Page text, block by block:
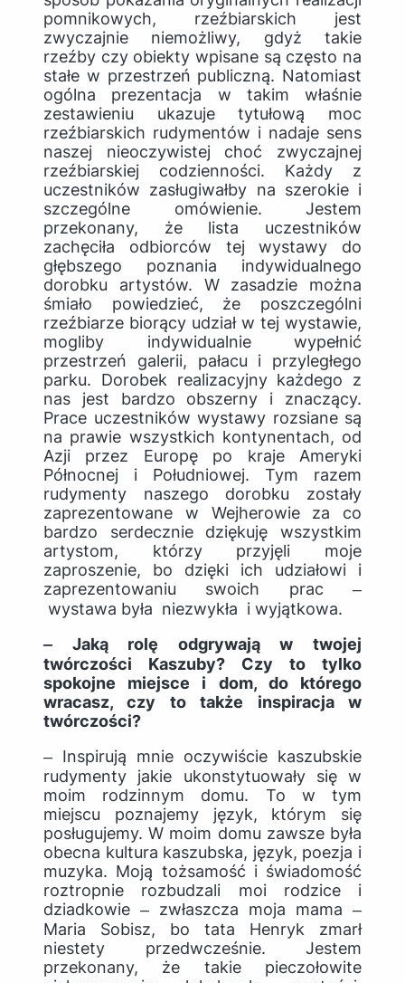
pomnikowych, rzeźbiarskich jest
zwyczajnie niemożliwy, gdyż takie
rzeźby czy obiekty wpisane są często na
stałe w przestrzeń publiczną. Natomiast
ogólna prezentacja w takim właśnie
zestawieniu ukazuje tytułową moc
rzeźbiarskich rudymentów i nadaje sens
naszej nieoczywistej choć zwyczajnej
rzeźbiarskiej codzienności. Każdy z
uczestników zasługiwałby na szerokie i
szczególne omówienie. Jestem
przekonany, że lista uczestników
zachęciła odbiorców tej wystawy do
głębszego poznania indywidualnego
dorobku artystów. W zasadzie można
śmiało powiedzieć, że poszczególni
rzeźbiarze biorący udział w tej wystawie,
mogliby indywidualnie wypełnić
przestrzeń galerii, pałacu i przyległego
parku. Dorobek realizacyjny każdego z
nas jest bardzo obszerny i znaczący.
Prace uczestników wystawy rozsiane są
na prawie wszystkich kontynentach, od
Azji przez Europę po kraje Ameryki
Północnej i Południowej. Tym razem
rudymenty naszego dorobku zostały
zaprezentowane w Wejherowie za co
bardzo serdecznie dziękuję wszystkim
artystom, którzy przyjęli moje
zaproszenie, bo dzięki ich udziałowi i
zaprezentowaniu swoich prac ‒
wystawa była niezwykła i wyjątkowa.
‒ Jaką rolę odgrywają w twojej
twórczości Kaszuby? Czy to tylko
spokojne miejsce i dom, do którego
wracasz, czy to także inspiracja w
twórczości?
‒ Inspirują mnie oczywiście kaszubskie
rudymenty jakie ukonstytuowały się w
moim rodzinnym domu. To w tym
miejscu poznajemy język, którym się
posługujemy. W moim domu zawsze była
obecna kultura kaszubska, język, poezja i
muzyka. Moją tożsamość i świadomość
roztropnie rozbudzali moi rodzice i
dziadkowie ‒ zwłaszcza moja mama ‒
Maria Sobisz, bo tata Henryk zmarł
niestety przedwcześnie. Jestem
przekonany, że takie pieczołowite